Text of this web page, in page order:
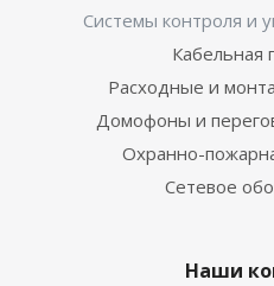
Системы контроля и
Кабельная
Расходные и
Домофоны и
Охранно-
Сетевое
Наши